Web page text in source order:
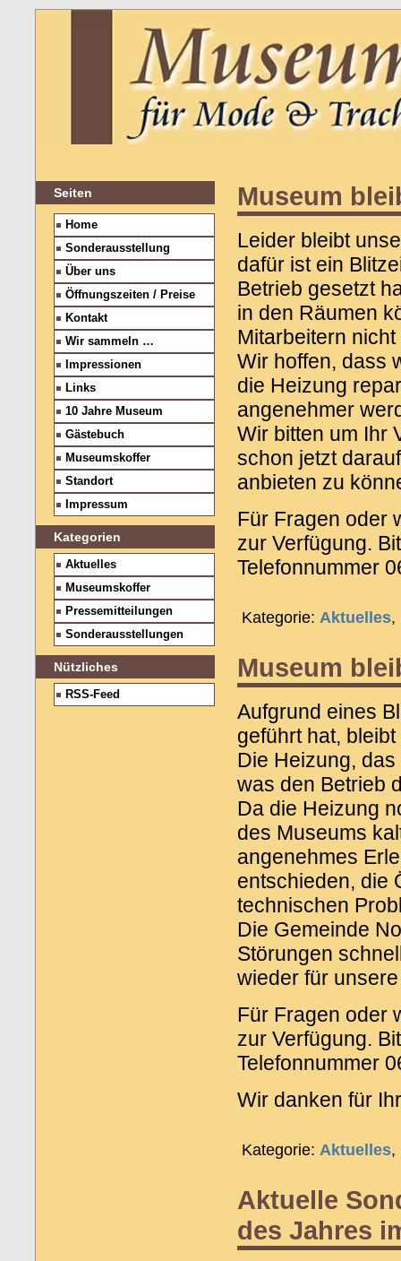
Museum
Leider bleibt
dafür ist ein
Betrieb gesetzt
in den Räumen
Mitarbeitern
Wir hoffen, dass
die Heizung
angenehmer
Wir bitten um Ihr
schon jetzt
anbieten zu
Für Fragen oder
zur Verfügung.
Telefonnummer
Kategorie: Aktuelles,
Museum
Aufgrund eines
geführt hat,
Die Heizung,
was den Betrieb
Da die Heizung
des Museums
angenehmes
entschieden, die
technischen
Die Gemeinde
Störungen
wieder für
Für Fragen oder
zur Verfügung.
Telefonnummer
Wir danken für
Kategorie: Aktuelles,
Aktuelle
des Jahres
Seiten
Home
Sonderausstellung
Über uns
Öffnungszeiten / Preise
Kontakt
Wir sammeln …
Impressionen
Links
10 Jahre Museum
Gästebuch
Museumskoffer
Standort
Impressum
Kategorien
Aktuelles
Museumskoffer
Pressemitteilungen
Sonderausstellungen
Nützliches
RSS-Feed